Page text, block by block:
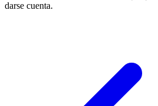
darse cuenta.